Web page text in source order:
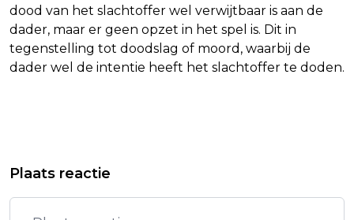
dood van het slachtoffer wel verwijtbaar is aan de
dader, maar er geen opzet in het spel is. Dit in
tegenstelling tot doodslag of moord, waarbij de
dader wel de intentie heeft het slachtoffer te doden.
HOGER BEROEP TEGEN WESKI
ADVIES: BESCHERM GEZONDHEID
BURGERS BETER TEGEN
Plaats reactie